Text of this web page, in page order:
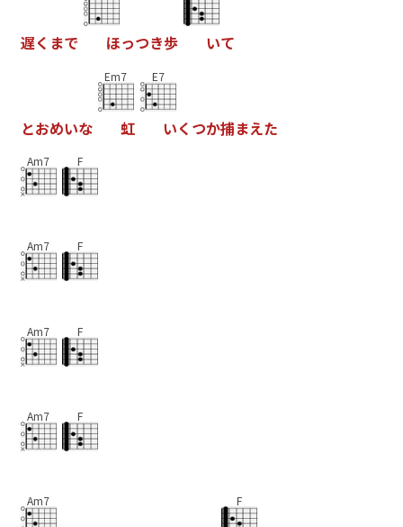
遅く まで ほっつき歩 いて
とおめいな
Em7
虹
E7
いく つか捕まえた
Am7 F
Am7 F
Am7 F
Am7 F
Am7 F